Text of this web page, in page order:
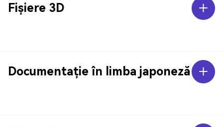
Fișiere 3D
Documentație în limba japoneză